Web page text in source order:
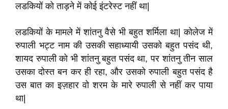
लडकियों को ताड़ने में कोई इंटरेस्ट नहीं था|
लडकियों के मामले में शांतनु वैसे भी बहुत शर्मिला था| कोलेज में
रुपाली भट्ट नाम की उसकी सहाध्यायी उसको बहुत पसंद थी,
शायद रुपाली को भी शांतनु बहुत पसंद था, पर शांतनु तीन साल
उसका दोस्त बन कर ही रहा, और उसको रुपाली बहुत पसंद है
उस बात का इज़हार वो शरम के मारे रुपाली से नहीं कर पाया
था|